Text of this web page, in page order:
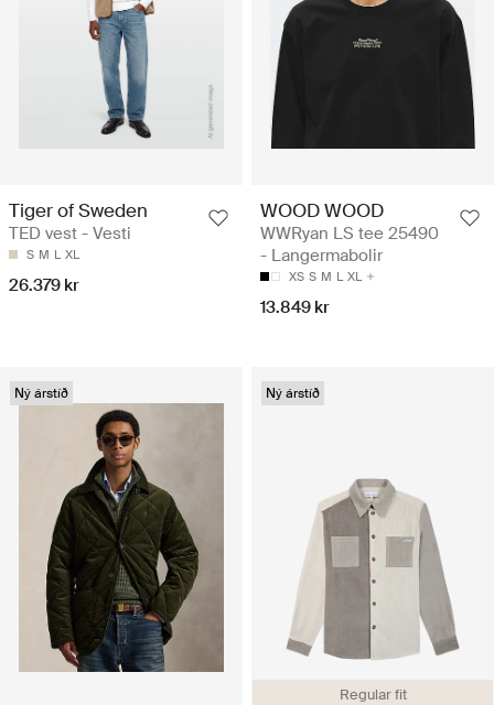
Tiger of Sweden
TED vest - Vesti
S M L XL
26.379 kr
WOOD WOOD
WWRyan LS tee 25490
- Langermabolir
XS S M L XL
13.849 kr
Ný árstíð
Regular fit
Ný árstíð